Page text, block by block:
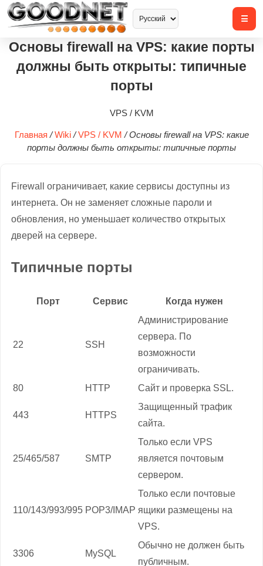
Основы firewall на VPS: какие порты
должны быть открыты: типичные
порты
VPS / KVM
Главная / Wiki / VPS / KVM / Основы firewall на VPS: какие
порты должны быть открыты: типичные порты
Firewall ограничивает, какие сервисы доступны из
интернета. Он не заменяет сложные пароли и
обновления, но уменьшает количество открытых
дверей на сервере.
Типичные порты
Порт Сервис Когда нужен
22 SSH
Администрирование
сервера. По
возможности
ограничивать.
80
HTTP Сайт и проверка SSL.
443 HTTPS
Защищенный трафик
сайта.
25/465/587 SMTP
Только если VPS
является почтовым
сервером.
110/143/993/995 POP3/IMAP
Только если почтовые
ящики размещены на
VPS.
3306 MySQL
Обычно не должен быть
публичным.